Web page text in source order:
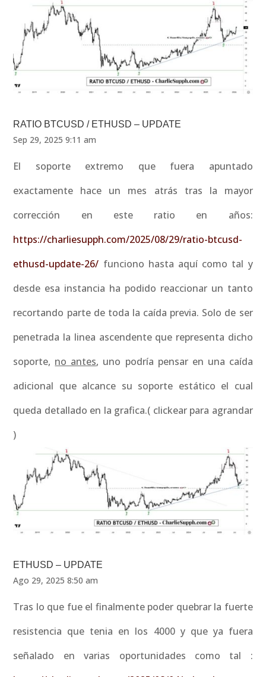
RATIO BTCUSD / ETHUSD – UPDATE
Sep 29, 2025 9:11 am
El soporte extremo que fuera apuntado
exactamente hace un mes atrás tras la mayor
corrección en este ratio en años:
https://charliesupph.com/2025/08/29/ratio-btcusd-
ethusd-update-26/ funciono hasta aquí como tal y
desde esa instancia ha podido reaccionar un tanto
recortando parte de toda la caída previa. Solo de ser
penetrada la linea ascendente que representa dicho
soporte, no antes, uno podría pensar en una caída
adicional que alcance su soporte estático el cual
queda detallado en la grafica.( clickear para agrandar
)
ETHUSD – UPDATE
Ago 29, 2025 8:50 am
Tras lo que fue el finalmente poder quebrar la fuerte
resistencia que tenia en los 4000 y que ya fuera
señalado en varias oportunidades como tal :